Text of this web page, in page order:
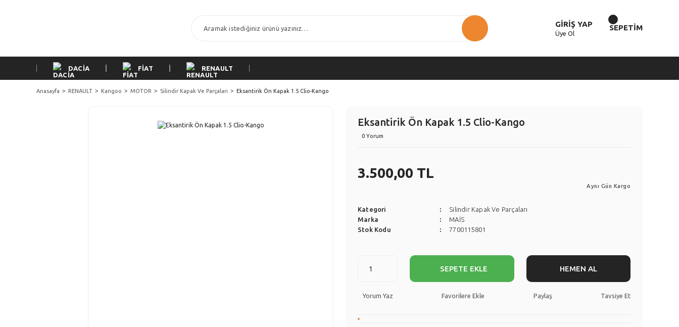
GİRİŞ YAP
Üye Ol
SEPETİM
DACİA FİAT RENAULT
Anasayfa RENAULT Kangoo MOTOR Silindir Kapak Ve Parçaları Eksantirik Ön Kapak 1.5 Clio-Kango
Eksantirik Ön Kapak 1.5 Clio-Kango
0 Yorum
3.500,00 TL
Aynı Gün Kargo
Kategori
Silindir Kapak Ve Parçaları
Marka
MAİS
Stok Kodu
7700115801
SEPETE EKLE HEMEN AL
Yorum Yaz Paylaş Tavsiye Et